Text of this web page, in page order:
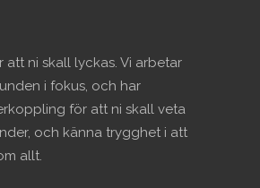
att ni skall lyckas. Vi arbetar
i fokus, och har
för att ni skall veta
och känna trygghet i att
allt.